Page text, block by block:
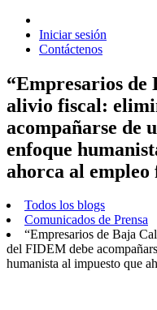
Iniciar sesión
Contáctenos
“Empresarios
alivio fiscal:
acompañarse de
enfoque
ahorca al
Todos los blogs
Comunicados de Prensa
“Empresarios de Baja
del FIDEM debe
humanista al impuesto que